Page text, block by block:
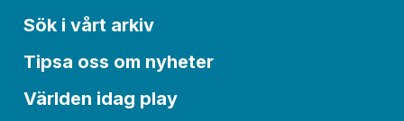
Sök i vårt arkiv
Tipsa oss om nyheter
Världen idag play